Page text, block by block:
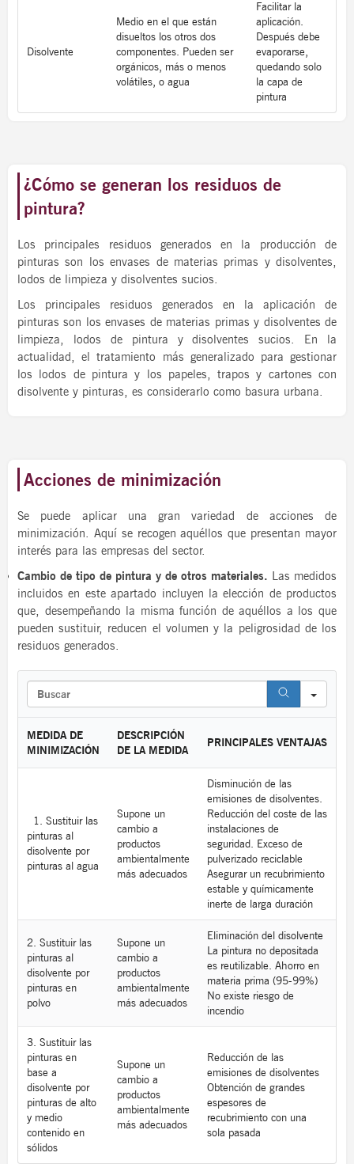
Disolvente
Medio en el que están
disueltos los otros dos
componentes. Pueden ser
orgánicos, más o menos
volátiles, o agua
Facilitar la
aplicación.
Después debe
evaporarse,
quedando solo
la capa de
pintura
¿Cómo se generan los residuos de
pintura?
Los principales residuos generados en la producción de
pinturas son los envases de materias primas y disolventes,
lodos de limpieza y disolventes sucios.
Los principales residuos generados en la aplicación de
pinturas son los envases de materias primas y disolventes de
limpieza, lodos de pintura y disolventes sucios. En la
actualidad, el tratamiento más generalizado para gestionar
los lodos de pintura y los papeles, trapos y cartones con
disolvente y pinturas, es considerarlo como basura urbana.
Acciones de minimización
Se puede aplicar una gran variedad de acciones de
minimización. Aquí se recogen aquéllos que presentan mayor
interés para las empresas del sector.
Cambio de tipo de pintura y de otros materiales. Las medidos
incluidos en este apartado incluyen la elección de productos
que, desempeñando la misma función de aquéllos a los que
pueden sustituir, reducen el volumen y la peligrosidad de los
residuos generados.
c
MEDIDA DE
MINIMIZACIÓN
DESCRIPCIÓN
DE LA MEDIDA
PRINCIPALES VENTAJAS
1. Sustituir las
pinturas al
disolvente por
pinturas al agua
Supone un
cambio a
productos
ambientalmente
más adecuados
Disminución de las
emisiones de disolventes.
Reducción del coste de las
instalaciones de
seguridad. Exceso de
pulverizado reciclable
Asegurar un recubrimiento
estable y químicamente
inerte de larga duración
2. Sustituir las
pinturas al
disolvente por
pinturas en
polvo
Supone un
cambio a
productos
ambientalmente
más adecuados
Eliminación del disolvente
La pintura no depositada
es reutilizable. Ahorro en
materia prima (95-99%)
No existe riesgo de
incendio
3. Sustituir las
pinturas en
base a
disolvente por
pinturas de alto
y medio
contenido en
sólidos
Supone un
cambio a
productos
ambientalmente
más adecuados
Reducción de las
emisiones de disolventes
Obtención de grandes
espesores de
recubrimiento con una
sola pasada